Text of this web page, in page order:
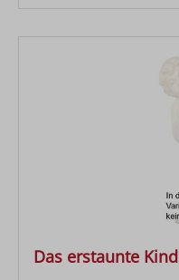
Das erstaunte Kind